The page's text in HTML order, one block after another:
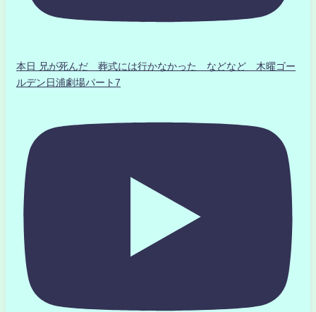
本日 兄が死んだ 葬式には行かなかった などなど 木曜ゴー
ルデン日浦劇場パート7